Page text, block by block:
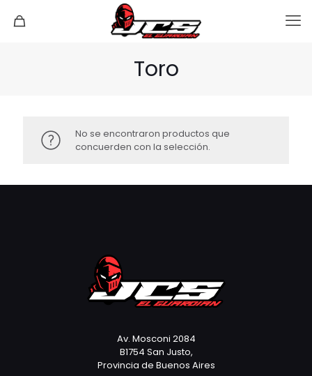
Toro
No se encontraron productos que
concuerden con la selección.
Av. Mosconi 2084
B1754 San Justo,
Provincia de Buenos Aires